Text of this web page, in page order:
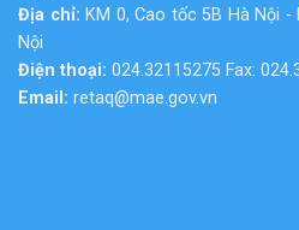
Địa chỉ: KM 0, Cao tốc 5B Hà Nội
Nội
Điện thoại: 024.32115275 Fax:
Email: retaq@mae.gov.vn